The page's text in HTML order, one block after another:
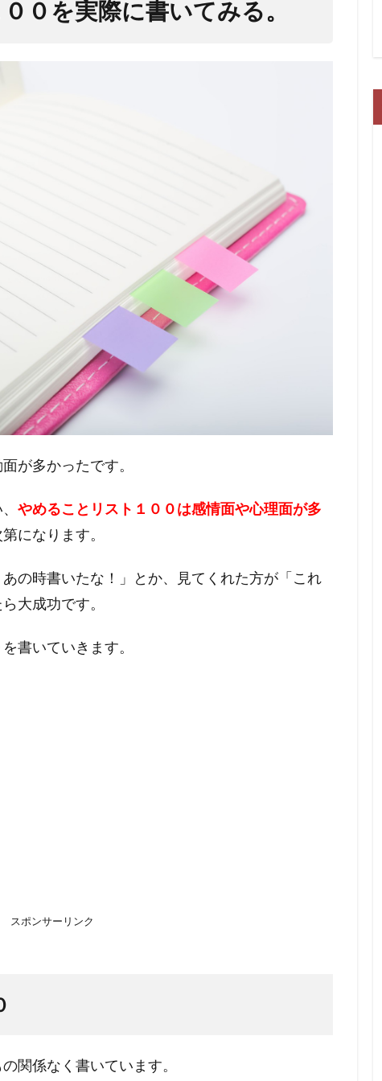
０を実際に書いてみる。
が多かったです。
やめることリスト１００は感情面や心理面が多
になります。
の時書いたな！」とか、見てくれた方が「これ
大成功です。
書いていきます。
スポンサーリンク
関係なく書いています。